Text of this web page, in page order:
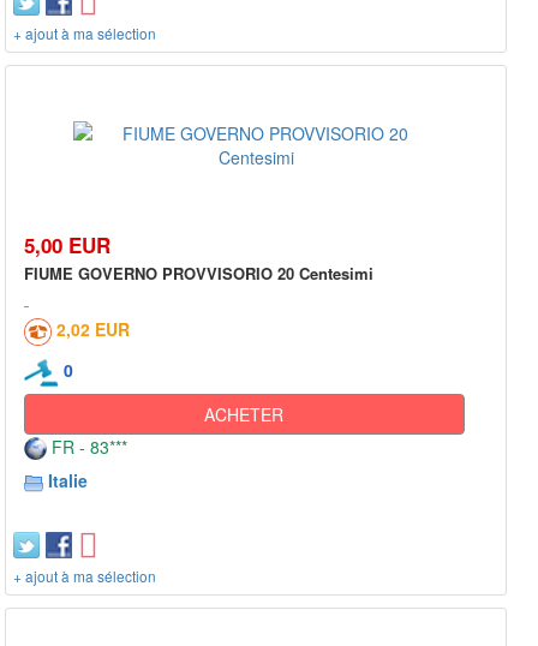
+ ajout à ma sélection
5,00 EUR
FIUME GOVERNO PROVVISORIO 20 Centesimi
2,02 EUR
0
ACHETER
FR - 83***
Italie
+ ajout à ma sélection